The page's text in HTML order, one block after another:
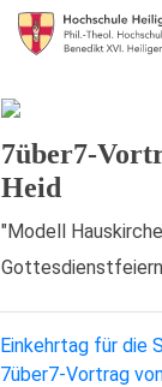
7über7-
Heid
"Modell
Einkehrtag für die
7über7-Vortrag